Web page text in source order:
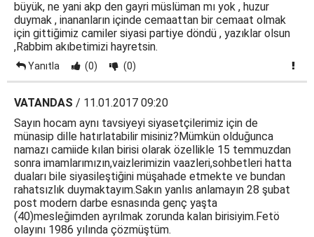
büyük, ne yani akp den gayri müslüman mı yok , huzur
duymak , inananların içinde cemaattan bir cemaat olmak
için gittiğimiz camiler siyasi partiye döndü , yazıklar olsun
,Rabbim akıbetimizi hayretsin.
Yanıtla (0) (0)
VATANDAS / 11.01.2017 09:20
Sayın hocam aynı tavsiyeyi siyasetçilerimiz için de
münasip dille hatırlatabilir misiniz?Mümkün olduğunca
namazı camiide kılan birisi olarak özellikle 15 temmuzdan
sonra imamlarımızın,vaizlerimizin vaazleri,sohbetleri hatta
duaları bile siyasileştiğini müşahade etmekte ve bundan
rahatsızlık duymaktayım.Sakın yanlıs anlamayın 28 şubat
post modern darbe esnasında genç yaşta
(40)mesleğimden ayrılmak zorunda kalan birisiyim.Fetö
olayını 1986 yılında çözmüştüm.